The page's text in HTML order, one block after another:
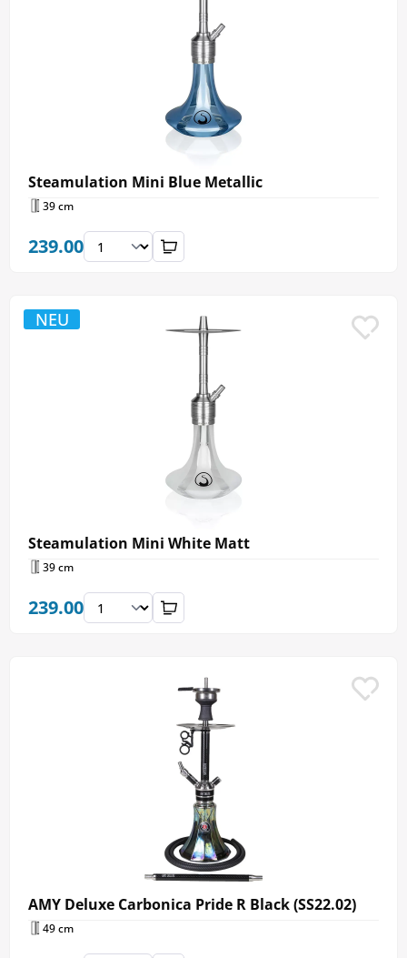
Steamulation Mini Blue Metallic
39 cm
239.00
Steamulation Mini White Matt
39 cm
239.00
NEU
AMY Deluxe Carbonica Pride R Black (SS22.02)
49 cm